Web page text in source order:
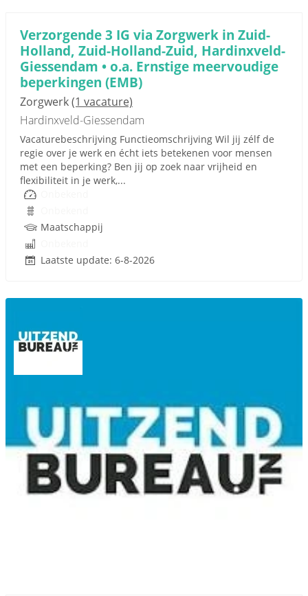
Verzorgende 3 IG via Zorgwerk in Zuid-
Holland, Zuid-Holland-Zuid, Hardinxveld-
Giessendam • o.a. Ernstige meervoudige
beperkingen (EMB)
Zorgwerk(1 vacature)
Hardinxveld-Giessendam
Vacaturebeschrijving Functieomschrijving Wil jij zélf de
regie over je werk en écht iets betekenen voor mensen
met een beperking? Ben jij op zoek naar vrijheid en
flexibiliteit in je werk,...
Maatschappij
Laatste update: 6-8-2026